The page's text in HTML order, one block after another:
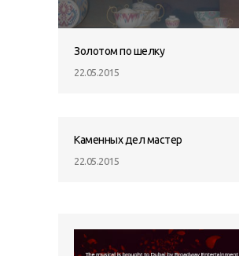
Золотом по шелку
22.05.2015
Каменных дел мастер
22.05.2015